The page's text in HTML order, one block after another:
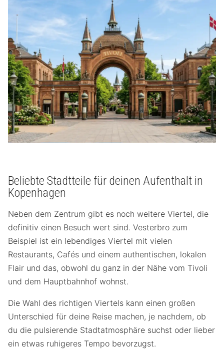
Beliebte Stadtteile für deinen Aufenthalt in
Kopenhagen
Neben dem Zentrum gibt es noch weitere Viertel, die
definitiv einen Besuch wert sind. Vesterbro zum
Beispiel ist ein lebendiges Viertel mit vielen
Restaurants, Cafés und einem authentischen, lokalen
Flair und das, obwohl du ganz in der Nähe vom Tivoli
und dem Hauptbahnhof wohnst.
Die Wahl des richtigen Viertels kann einen großen
Unterschied für deine Reise machen, je nachdem, ob
du die pulsierende Stadtatmosphäre suchst oder lieber
ein etwas ruhigeres Tempo bevorzugst.